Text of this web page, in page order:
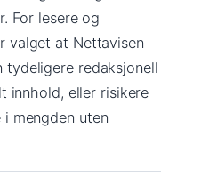
For lesere og
valget at Nettavisen
tydeligere redaksjonell
innhold, eller risikere
i mengden uten